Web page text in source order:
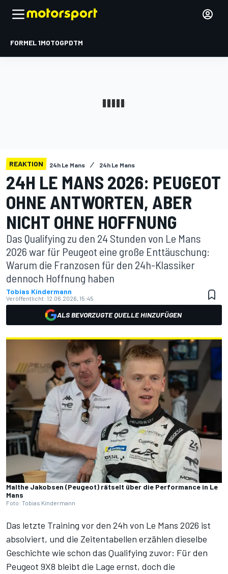
FORMEL 1MOTOGPDTM
REAKTION 24h Le Mans 24h Le Mans
24H LE MANS 2026: PEUGEOT
OHNE ANTWORTEN, ABER
NICHT OHNE HOFFNUNG
Das Qualifying zu den 24 Stunden von Le Mans
2026 war für Peugeot eine große Enttäuschung:
Warum die Franzosen für den 24h-Klassiker
dennoch Hoffnung haben
Tobias Kindermann
Veröffentlicht: 12.06.2026, 15:45
ALS BEVORZUGTE QUELLE HINZUFÜGEN
Malthe Jakobsen (Peugeot) rätselt über die Performance in Le
Mans
Foto: Tobias Kindermann
Das letzte Training vor den 24h von Le Mans 2026 ist
absolviert, und die Zeitentabellen erzählen dieselbe
Geschichte wie schon das Qualifying zuvor: Für den
Peugeot 9X8 bleibt die Lage ernst, doch die